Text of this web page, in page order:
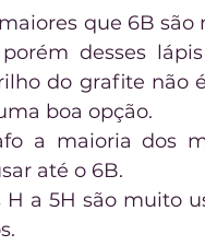
que 6B
desses
do grafite não
boa opção.
a maioria dos
até o 6B.
a 5H são muito